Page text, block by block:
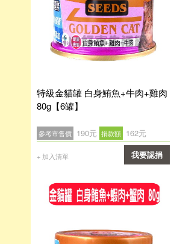
特級金貓罐 白身鮪魚+牛肉+雞肉
80g【6罐】
參考市售價 190元 捐款額 162元
+ 加入清單 我要認捐